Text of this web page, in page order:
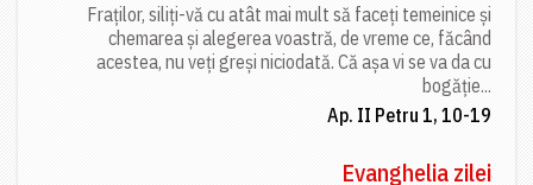
Fraților, siliți-vă cu atât mai mult să faceți temeinice și
chemarea și alegerea voastră, de vreme ce, făcând
acestea, nu veți greși niciodată. Că așa vi se va da cu
bogăție...
Ap. II Petru 1, 10-19
Evanghelia zilei